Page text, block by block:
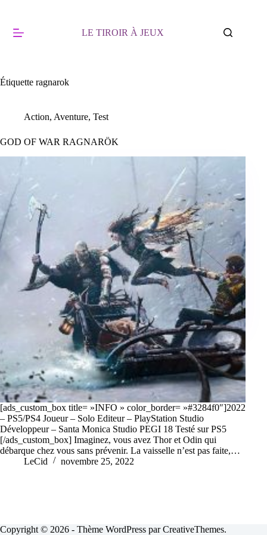
LE TIROIR À JEUX
Étiquette ragnarok
Action, Aventure, Test
GOD OF WAR RAGNARÖK
[ads_custom_box title= »INFO » color_border= »#3284f0″]2022
– PS5/PS4 Joueur – Solo Editeur – PlayStation Studio
Développeur – Santa Monica Studio PEGI 18 Testé sur PS5
[/ads_custom_box] Imaginez, vous avez Thor et Odin qui
débarque chez vous sans prévenir. La vaisselle n’est pas faite,…
LeCid
novembre 25, 2022
Copyright © 2026 - Thème WordPress parCreativeThemes.